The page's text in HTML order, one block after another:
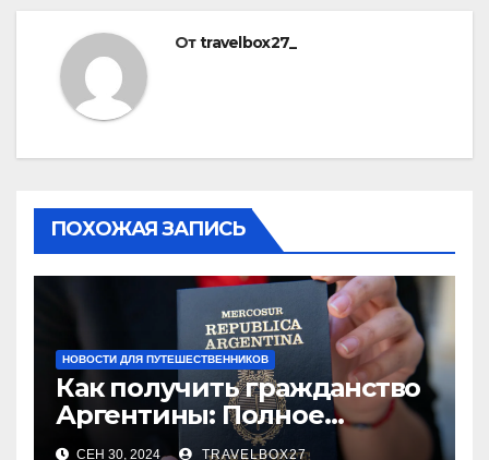
Отtravelbox27_
ПОХОЖАЯ ЗАПИСЬ
НОВОСТИ ДЛЯ ПУТЕШЕСТВЕННИКОВ
Как получить гражданство
Аргентины: Полное
руководство
СЕН 30, 2024 TRAVELBOX27_